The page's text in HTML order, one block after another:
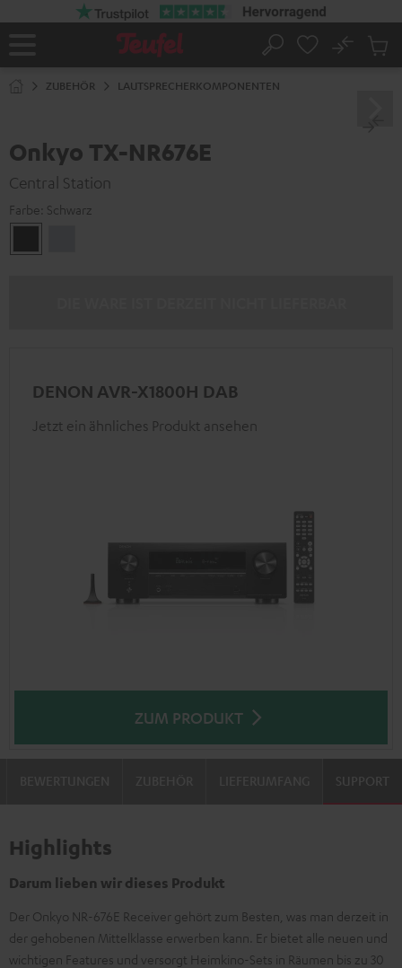
Startseite
Suche
No
ZUBEHÖR LAUTSPRECHERKOMPONENTEN
Onkyo TX-NR676E
Central Station
Farbe: Schwarz
DENON AVR-X1800H DAB
Jetzt ein ähnliches Produkt ansehen
ZUM PRODUKT
SUPPORT
Highlights
Darum lieben wir dieses Produkt
Der Onkyo NR-676E Receiver gehört zum Besten, was man derzeit in
der gehobenen Mittelklasse erwerben kann. Er bietet alle neuen und
wichtigen Features und versorgt Heimkino-Sets in Räumen bis zu 30